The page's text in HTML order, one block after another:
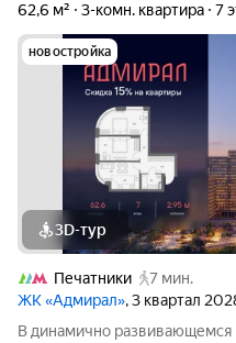
62,6 м²
3-комн. квартира 7
новостройка
3D-тур
Печатники
7 мин.
ЖК «Адмирал», 3 квартал
В динамично